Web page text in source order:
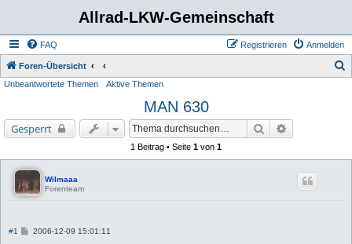
Allrad-LKW-Gemeinschaft
FAQ Anmelden
Registrieren
Foren-Übersicht
Unbeantwortete Themen Aktive Themen
MAN 630
Gesperrt Suche
1 Beitrag • Seite 1 von 1
Wilmaaa
Forenteam
#1
B2006-12-09 15:01:11